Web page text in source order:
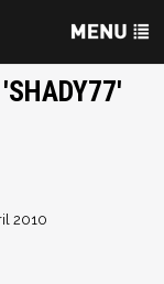
2010